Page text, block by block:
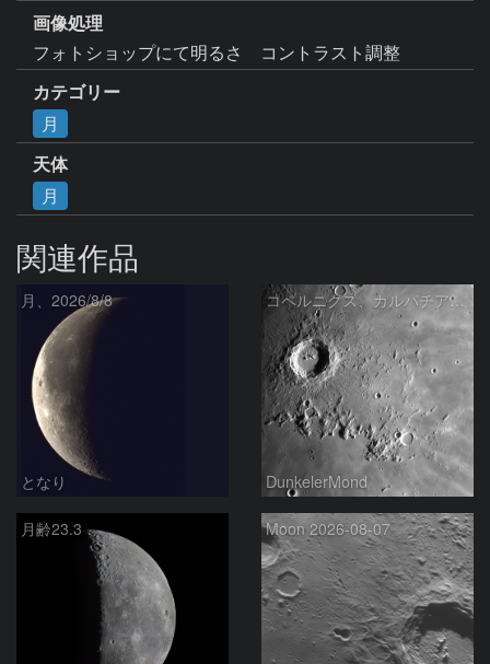
画像処理
カテゴリー
月
天体
月
関連作品
月、2026/8/8
となり
コペルニクス、カルパチア山脈付近
DunkelerMond
月齢23.3 Moon 2026-08-07